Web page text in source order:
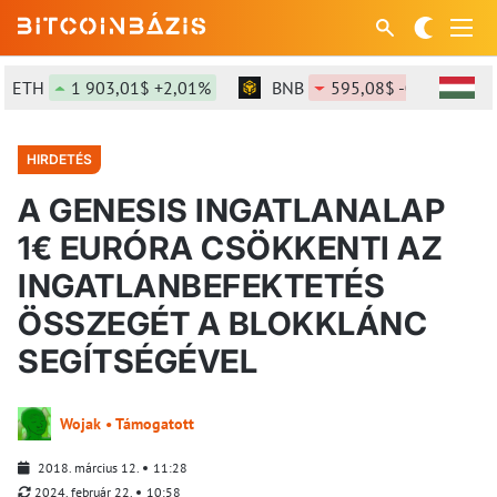
1 903,01$ +2,01% BNB 595,08$ -0,49%
HIRDETÉS
A GENESIS INGATLANALAP
1€ EURÓRA CSÖKKENTI AZ
INGATLANBEFEKTETÉS
ÖSSZEGÉT A BLOKKLÁNC
SEGÍTSÉGÉVEL
Wojak • Támogatott
2018. március 12.
11:28
2024. február 22.
10:58